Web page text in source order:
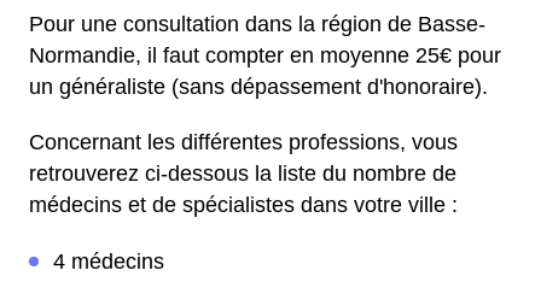
Pour une consultation dans la région de Basse-
Normandie, il faut compter en moyenne 25€ pour
un généraliste (sans dépassement d'honoraire).
Concernant les différentes professions, vous
retrouverez ci-dessous la liste du nombre de
médecins et de spécialistes dans votre ville :
4 médecins